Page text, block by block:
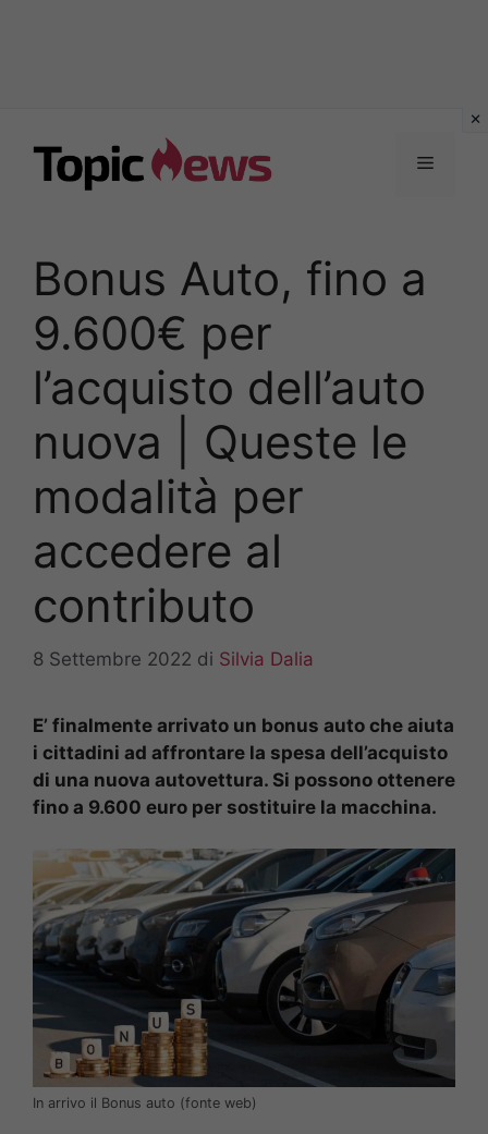
contenuto
Menu
Bonus Auto, fino a
9.600€ per
l’acquisto dell’auto
nuova | Queste le
modalità per
accedere al
contributo
8 Settembre 2022 di Silvia Dalia
E’ finalmente arrivato un bonus auto che aiuta
i cittadini ad affrontare la spesa dell’acquisto
di una nuova autovettura. Si possono ottenere
fino a 9.600 euro per sostituire la macchina.
In arrivo il Bonus auto (fonte web)